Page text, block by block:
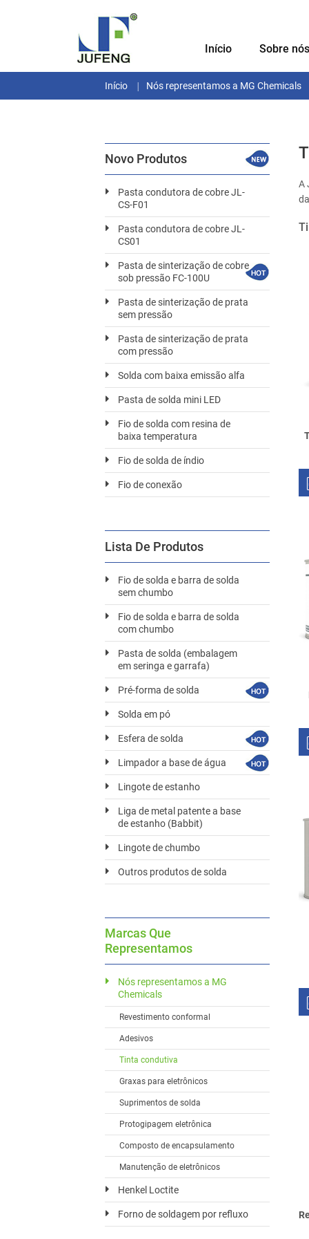
Início Sobre
Início Nós representamos a MG Chemicals
A
Novo Produtos
Pasta condutora de cobre JL-
CS-F01
Pasta condutora de cobre JL-
CS01
Pasta de sinterização de cobre
sob pressão FC-100U
Pasta de sinterização de prata
sem pressão
Pasta de sinterização de prata
com pressão
Solda com baixa emissão alfa
Pasta de solda mini LED
Fio de solda com resina de
baixa temperatura
Fio de solda de índio
Fio de conexão
Lista De Produtos
Fio de solda e barra de solda
sem chumbo
Fio de solda e barra de solda
com chumbo
Pasta de solda (embalagem
em seringa e garrafa)
Pré-forma de solda
Solda em pó
Esfera de solda
Limpador a base de água
Lingote de estanho
Liga de metal patente a base
de estanho (Babbit)
Lingote de chumbo
Outros produtos de solda
Marcas Que
Representamos
Nós representamos a MG
Chemicals
Revestimento conformal
Adesivos
Tinta condutiva
Graxas para eletrônicos
Suprimentos de solda
Protogipagem eletrônica
Composto de encapsulamento
Manutenção de eletrônicos
Henkel Loctite
Forno de soldagem por refluxo